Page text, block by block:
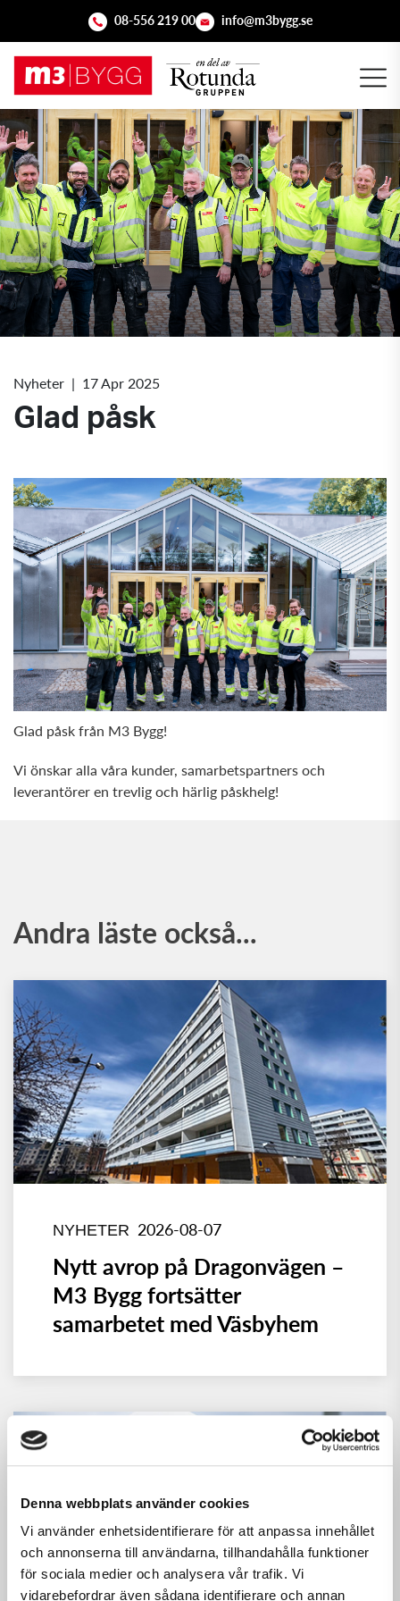
Denna webbplats använder cookies
Vi använder enhetsidentifierare för att anpassa innehållet
och annonserna till användarna, tillhandahålla funktioner
för sociala medier och analysera vår trafik. Vi
vidarebefordrar även sådana identifierare och annan
08-556 219 00 info@m3bygg.se
Nyheter | 17 Apr 2025
Glad påsk
Glad påsk från M3 Bygg!
Vi önskar alla våra kunder, samarbetspartners och
leverantörer en trevlig och härlig påskhelg!
Andra läste också...
NYHETER 2026-08-07
Nytt avrop på Dragonvägen –
M3 Bygg fortsätter
samarbetet med Väsbyhem